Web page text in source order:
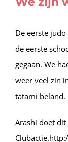
De eerste
de eerste
gegaan. We
weer veel zin
tatami beland.
Arashi doet dit